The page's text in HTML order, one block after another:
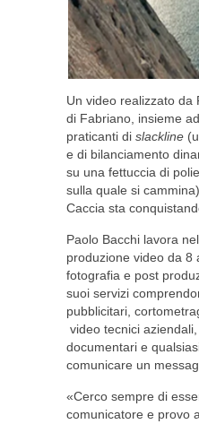
Un video realizzato da
di Fabriano, insieme
praticanti di slackline
e di bilanciamento
su una fettuccia di
sulla quale si
Caccia sta
Paolo Bacchi lavora
produzione video da 8
fotografia e post
suoi servizi
pubblicitari,
video tecnici
documentari e
comunicare un
«Cerco sempre di
comunicatore e provo